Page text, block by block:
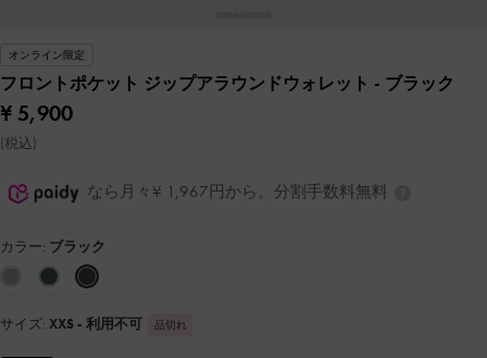
オンライン限定
フロントポケット ジップアラウンドウォレット - ブラック
¥ 5,900
(税込)
なら月々¥ 1,967円から。分割手数料無料
カラー: ブラック
サイズ: XXS - 利用不可 品切れ